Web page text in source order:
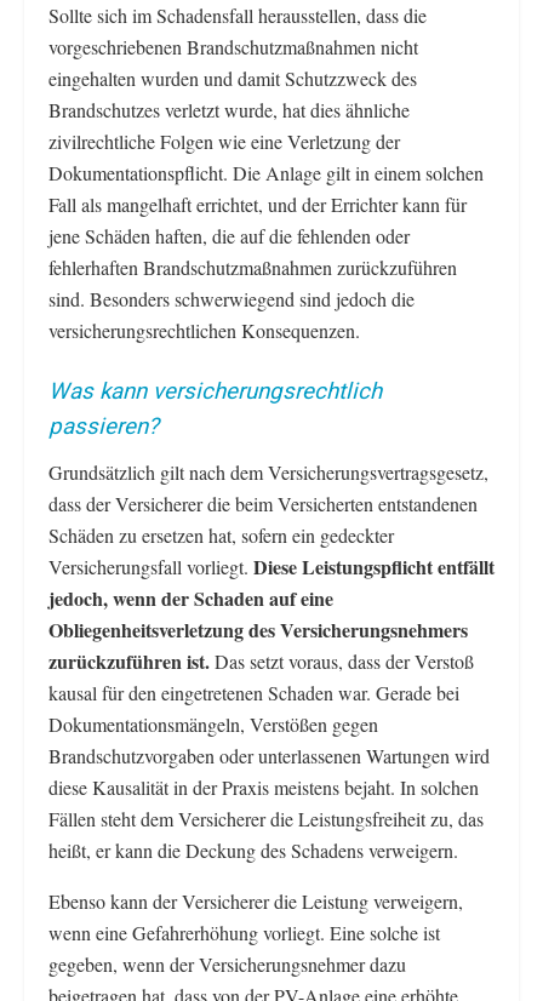
Sollte sich im Schadensfall herausstellen, dass die
vorgeschriebenen Brandschutzmaßnahmen nicht
eingehalten wurden und damit Schutzzweck des
Brandschutzes verletzt wurde, hat dies ähnliche
zivilrechtliche Folgen wie eine Verletzung der
Dokumentationspflicht. Die Anlage gilt in einem solchen
Fall als mangelhaft errichtet, und der Errichter kann für
jene Schäden haften, die auf die fehlenden oder
fehlerhaften Brandschutzmaßnahmen zurückzuführen
sind. Besonders schwerwiegend sind jedoch die
versicherungsrechtlichen Konsequenzen.
Was kann versicherungsrechtlich
passieren?
Grundsätzlich gilt nach dem Versicherungsvertragsgesetz,
dass der Versicherer die beim Versicherten entstandenen
Schäden zu ersetzen hat, sofern ein gedeckter
Versicherungsfall vorliegt. Diese Leistungspflicht entfällt
jedoch, wenn der Schaden auf eine
Obliegenheitsverletzung des Versicherungsnehmers
zurückzuführen ist.Das setzt voraus, dass der Verstoß
kausal für den eingetretenen Schaden war. Gerade bei
Dokumentationsmängeln, Verstößen gegen
Brandschutzvorgaben oder unterlassenen Wartungen wird
diese Kausalität in der Praxis meistens bejaht. In solchen
Fällen steht dem Versicherer die Leistungsfreiheit zu, das
heißt, er kann die Deckung des Schadens verweigern.
Ebenso kann der Versicherer die Leistung verweigern,
wenn eine Gefahrerhöhung vorliegt. Eine solche ist
gegeben, wenn der Versicherungsnehmer dazu
beigetragen hat, dass von der PV-Anlage eine erhöhte